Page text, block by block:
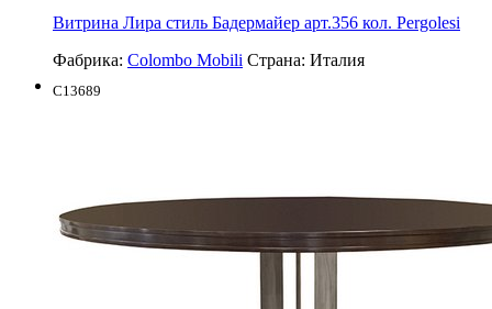
Витрина Лира стиль Бадермайер арт.356 кол. Pergolesi
Фабрика: Colombo Mobili Страна: Италия
C13689